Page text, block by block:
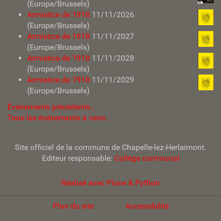
(Europe/Brussels)
Armistice de 1918 11/11/2026
(Europe/Brussels)
Armistice de 1918 11/11/2027
(Europe/Brussels)
Armistice de 1918 11/11/2028
(Europe/Brussels)
Armistice de 1918 11/11/2029
(Europe/Brussels)
Événements précédents…
Tous les événements à venir…
Site officiel de la commune de Chapelle-lez-Herlaimont.
Editeur responsable: Collège communal
Réalisé avec Plone & Python
Plan du site Accessibilité